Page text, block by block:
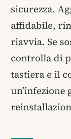
sicurezza.
affidabile,
riavvia. Se
controlla di
tastiera e il
un’infezione